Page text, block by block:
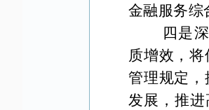
金融服务综
四是
质增效，
管理规定
发展，推进